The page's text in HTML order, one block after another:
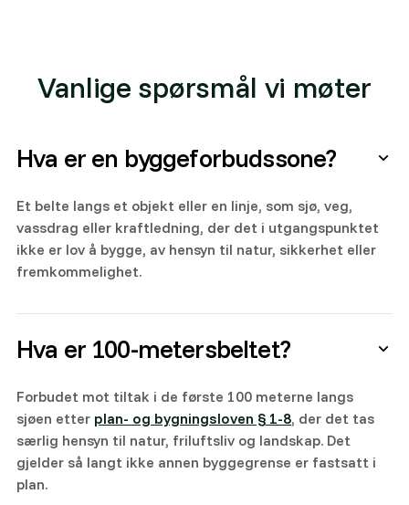
Vanlige spørsmål vi møter
Hva er en byggeforbudssone?
Et belte langs et objekt eller en linje, som sjø, veg,
vassdrag eller kraftledning, der det i utgangspunktet
ikke er lov å bygge, av hensyn til natur, sikkerhet eller
fremkommelighet.
Hva er 100-metersbeltet?
Forbudet mot tiltak i de første 100 meterne langs
sjøen etter plan- og bygningsloven § 1-8, der det tas
særlig hensyn til natur, friluftsliv og landskap. Det
gjelder så langt ikke annen byggegrense er fastsatt i
plan.